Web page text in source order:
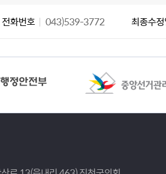
전화번호 043)539-3772 최종수